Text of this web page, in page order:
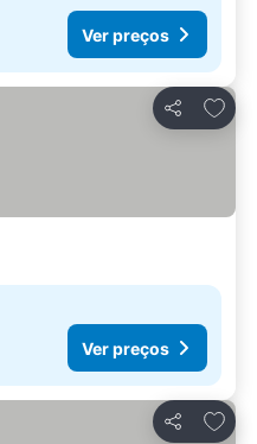
Ver preços
Partilhar
Ver preços
Partilhar